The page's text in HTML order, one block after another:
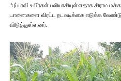
அப்பாவி உயிர்கள் பலியாகியுள்ளதாக கிராம
யானைகளை விரட்ட நடவடிக்கை எடுக்க
விடுத்துள்ளனர்.